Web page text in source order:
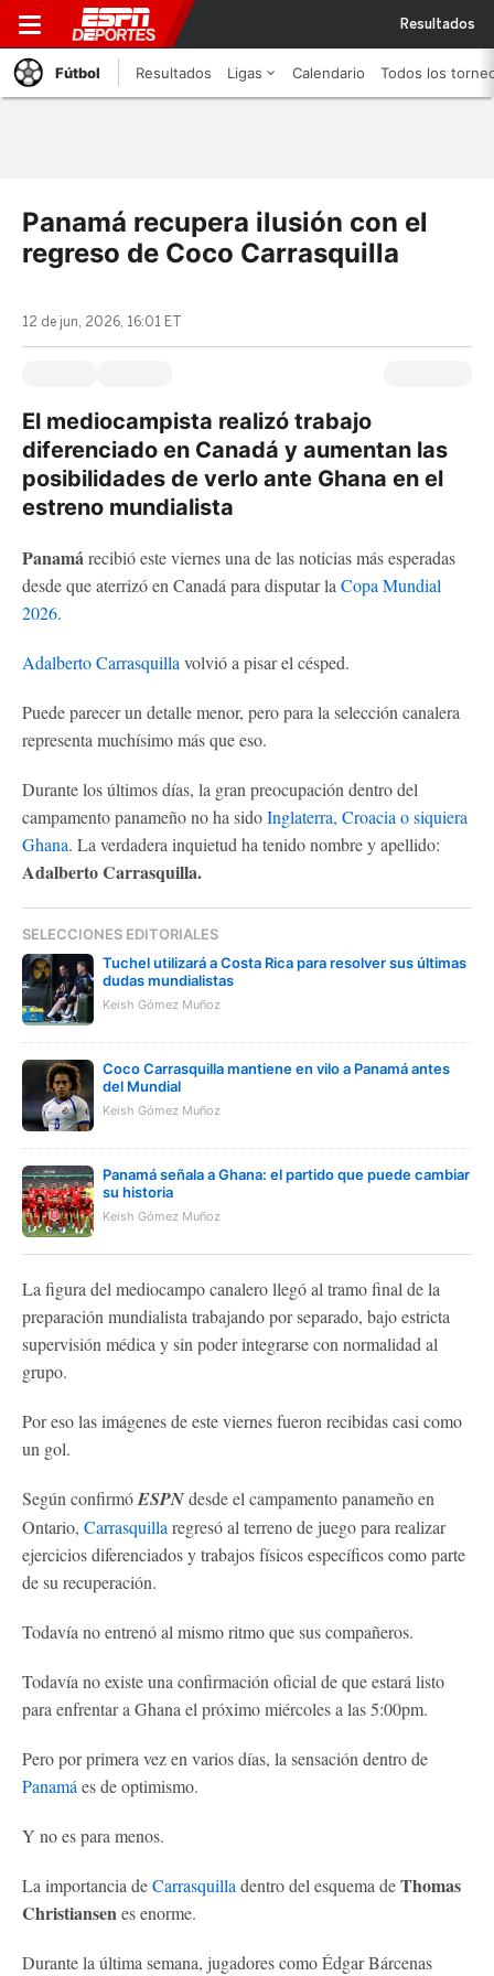
Resultados
Fútbol Resultados Ligas Calendario Todos los
Panamá recupera ilusión con el
regreso de Coco Carrasquilla
12 de jun, 2026, 16:01 ET
El mediocampista realizó trabajo
diferenciado en Canadá y aumentan las
posibilidades de verlo ante Ghana en el
estreno mundialista
Panamárecibió este viernes una de las noticias más esperadas
desde que aterrizó en Canadá para disputar la Copa Mundial
2026.
Adalberto Carrasquilla volvió a pisar el césped.
Puede parecer un detalle menor, pero para la selección canalera
representa muchísimo más que eso.
Durante los últimos días, la gran preocupación dentro del
campamento panameño no ha sidoInglaterra, Croacia o siquiera
Ghana. La verdadera inquietud ha tenido nombre y apellido:
Adalberto Carrasquilla.
SELECCIONES EDITORIALES
Tuchel utilizará a Costa Rica para resolver sus últimas
dudas mundialistas
Keish Gómez Muñoz
Coco Carrasquilla mantiene en vilo a Panamá antes
del Mundial
Keish Gómez Muñoz
Panamá señala a Ghana: el partido que puede cambiar
su historia
Keish Gómez Muñoz
La figura del mediocampo canalero llegó al tramo final de la
preparación mundialista trabajando por separado, bajo estricta
supervisión médica y sin poder integrarse con normalidad al
grupo.
Por eso las imágenes de este viernes fueron recibidas casi como
un gol.
Según confirmóESPNdesde el campamento panameño en
Ontario, Carrasquilla regresó al terreno de juego para realizar
ejercicios diferenciados y trabajos físicos específicos como parte
de su recuperación.
Todavía no entrenó al mismo ritmo que sus compañeros.
Todavía no existe una confirmación oficial de que estará listo
para enfrentar a Ghana el próximo miércoles a las 5:00pm.
Pero por primera vez en varios días, la sensación dentro de
Panamá es de optimismo.
Y no es para menos.
La importancia deCarrasquilla dentro del esquema deThomas
Christiansenes enorme.
Durante la última semana, jugadores como Édgar Bárcenas